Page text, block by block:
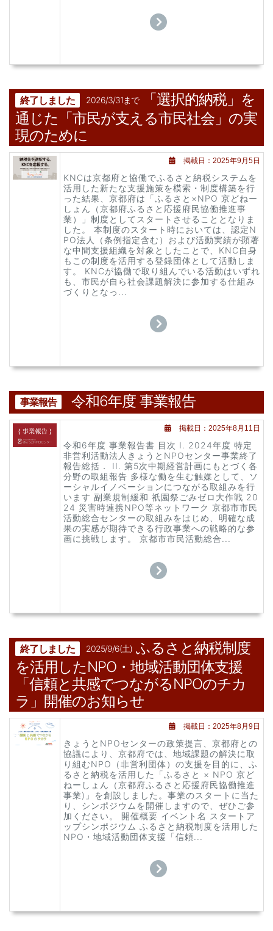
終了しました 2026/3/31まで「選択的納税」を
通じた「市民が支える市民社会」の実
現のために
掲載日：2025年9月5日
KNCは京都府と協働でふるさと納税システムを
活用した新たな支援施策を模索・制度構築を行
った結果、京都府は「ふるさと×NPO 京どねー
しょん（京都府ふるさと応援府民協働推進事
業）」制度としてスタートさせることとなりま
した。 本制度のスタート時においては、認定N
PO法人（条例指定含む）および活動実績が顕著
な中間支援組織を対象としたことで、KNC自身
もこの制度を活用する登録団体として活動しま
す。 KNCが協働で取り組んでいる活動はいずれ
も、市民が自ら社会課題解決に参加する仕組み
づくりとなっ...
事業報告 令和6年度 事業報告
掲載日：2025年8月11日
令和6年度 事業報告書 目次 I. 2024年度 特定
非営利活動法人きょうとNPOセンター事業終了
報告総括． II. 第5次中期経営計画にもとづく各
分野の取組報告 多様な働を生む触媒として、ソ
ーシャルイノベーションにつながる取組みを行
います 副業規制緩和 祇園祭ごみゼロ大作戦 20
24 災害時連携NPO等ネットワーク 京都市市民
活動総合センターの取組みをはじめ、明確な成
果の実感が期待できる行政事業への戦略的な参
画に挑戦します。 京都市市民活動総合...
終了しました 2025/9/6(土) ふるさと納税制度
を活用したNPO・地域活動団体支援
「信頼と共感でつながるNPOのチカ
ラ」開催のお知らせ
掲載日：2025年8月9日
きょうとNPOセンターの政策提言、京都府との
協議により、京都府では、地域課題の解決に取
り組むNPO（非営利団体）の支援を目的に、ふ
るさと納税を活用した「ふるさと × NPO 京ど
ねーしょん（京都府ふるさと応援府民協働推進
事業)」を創設しました。事業のスタートに当た
り、シンポジウムを開催しますので、ぜひご参
加ください。 開催概要 イベント名 スタートア
ップシンポジウム ふるさと納税制度を活用した
NPO・地域活動団体支援「信頼...